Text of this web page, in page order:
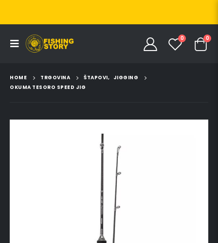
0 0
HOME TRGOVINA ŠTAPOVI, JIGGING
OKUMA TESORO SPEED JIG